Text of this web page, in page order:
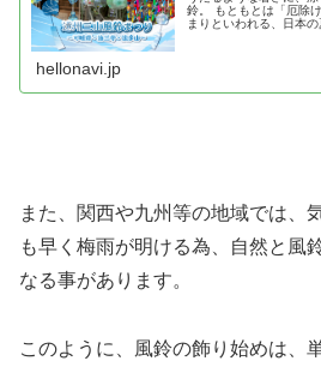
鈴。 もともとは「厄除
まりといわれる、日本
hellonavi.jp
また、関西や九州等の地域では、
も早く梅雨が明ける為、自然と風
なる事があります。
このように、風鈴の飾り始めは、